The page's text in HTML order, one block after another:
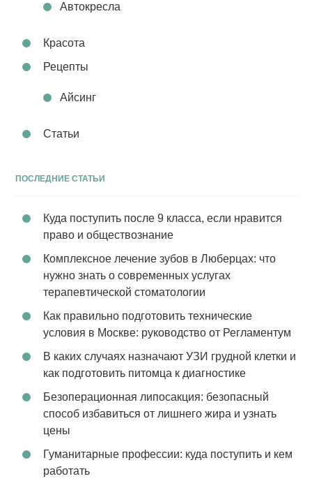
Автокресла
Красота
Рецепты
Айсинг
Статьи
ПОСЛЕДНИЕ СТАТЬИ
Куда поступить после 9 класса, если нравится
право и обществознание
Комплексное лечение зубов в Люберцах: что
нужно знать о современных услугах
терапевтической стоматологии
Как правильно подготовить технические
условия в Москве: руководство от Регламентум
В каких случаях назначают УЗИ грудной клетки и
как подготовить питомца к диагностике
Безоперационная липосакция: безопасный
способ избавиться от лишнего жира и узнать
цены
Гуманитарные профессии: куда поступить и кем
работать